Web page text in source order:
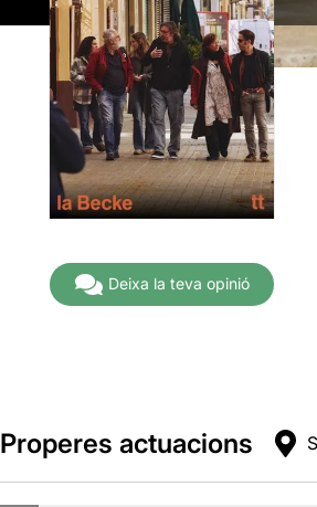
Deixa la teva opinió
Properes actuacions